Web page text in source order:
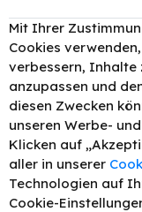
1
2
4
Mit Ihrer
Cookies
verbessern, Inhalte
anzupassen und
diesen Zwecken
unseren Werbe-
Klicken auf
aller in unserer
Technologien auf
Cookie-